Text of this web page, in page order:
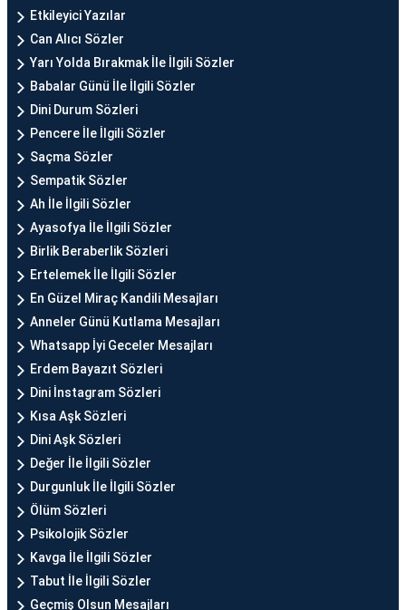
Etkileyici Yazılar
Can Alıcı Sözler
Yarı Yolda Bırakmak İle İlgili Sözler
Babalar Günü İle İlgili Sözler
Dini Durum Sözleri
Pencere İle İlgili Sözler
Saçma Sözler
Sempatik Sözler
Ah İle İlgili Sözler
Ayasofya İle İlgili Sözler
Birlik Beraberlik Sözleri
Ertelemek İle İlgili Sözler
En Güzel Miraç Kandili Mesajları
Anneler Günü Kutlama Mesajları
Whatsapp İyi Geceler Mesajları
Erdem Bayazıt Sözleri
Dini İnstagram Sözleri
Kısa Aşk Sözleri
Dini Aşk Sözleri
Değer İle İlgili Sözler
Durgunluk İle İlgili Sözler
Ölüm Sözleri
Psikolojik Sözler
Kavga İle İlgili Sözler
Tabut İle İlgili Sözler
Geçmiş Olsun Mesajları